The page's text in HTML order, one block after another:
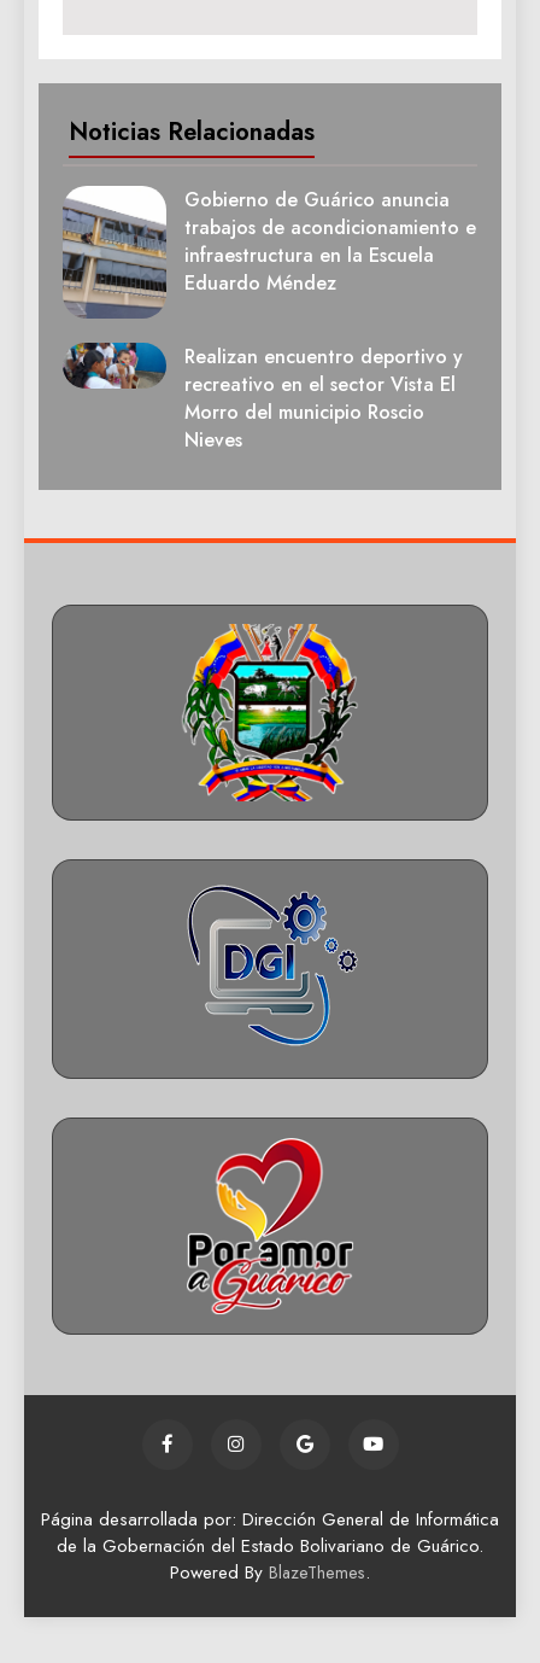
Noticias Relacionadas
Gobierno de Guárico anuncia
trabajos de acondicionamiento e
infraestructura en la Escuela
Eduardo Méndez
Realizan encuentro deportivo y
recreativo en el sector Vista El
Morro del municipio Roscio
Nieves
Página desarrollada por: Dirección General de Informática
de la Gobernación del Estado Bolivariano de Guárico.
Powered By BlazeThemes.